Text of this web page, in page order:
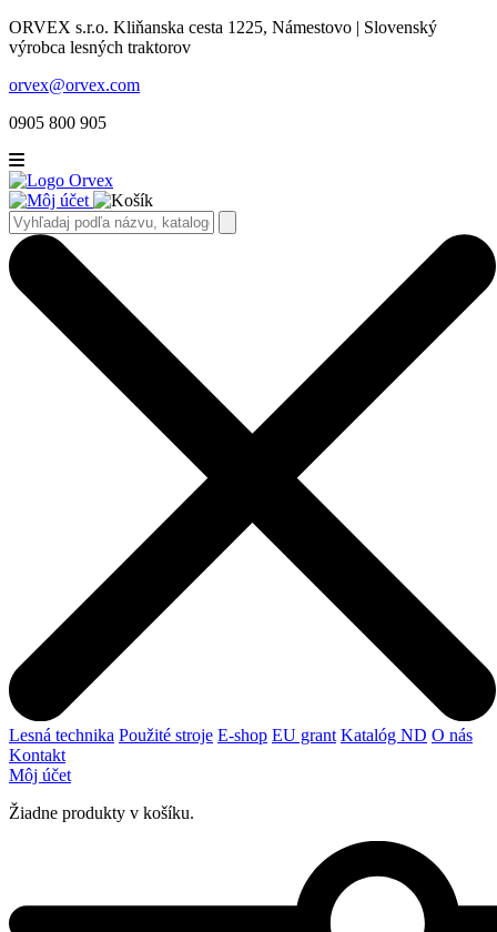
ORVEX s.r.o. Kliňanska cesta 1225, Námestovo | Slovenský
výrobca lesných traktorov
orvex@orvex.com
0905 800 905
Lesná technika Použité stroje E-shop EU grant Katalóg ND O nás
Kontakt
Môj účet
Žiadne produkty v košíku.